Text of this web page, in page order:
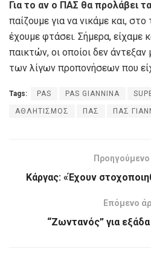
Για το αν ο ΠΑΣ θα προλάβει
παίζουμε για να νικάμε και,
έχουμε φτάσει. Σήμερα, είχαμε
παικτών, οι οποίοι δεν
των λίγων προπονήσεων που
Tags: PAS PAS GIANNINA
ΑΘΛΗΤΙΣΜΟΣ ΠΑΣ ΠΑΣ
Κάργας: «Έχoυν
Επόμενο
“Ζωντανός” για